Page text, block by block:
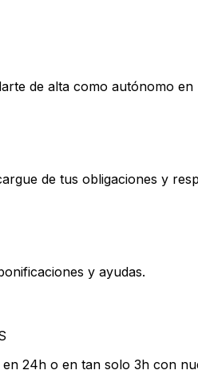
de alta como autónomo
de tus obligaciones y
y ayudas.
24h o en tan solo 3h con